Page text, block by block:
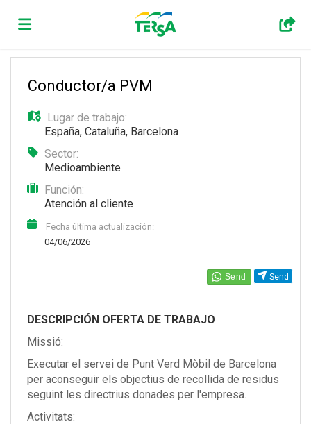
Lista
ofertas
Subir
EN
FR
IT
Send
Conductor/a PVM
Lugar de trabajo:
España, Cataluña, Barcelona
Sector:
Medioambiente
Función:
Atención al cliente
Fecha última actualización:
04/06/2026
DESCRIPCIÓN OFERTA DE TRABAJO
Missió:
Executar el servei de Punt Verd Mòbil de Barcelona
per aconseguir els objectius de recollida de residus
seguint les directrius donades per l'empresa.
Activitats: